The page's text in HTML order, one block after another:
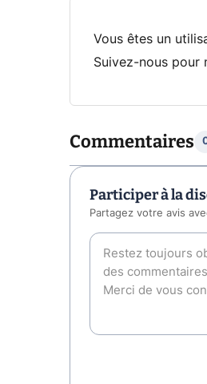
Vous êtes un
Suivez-nous pour
Commentaires
Participer à la
Partagez votre avis